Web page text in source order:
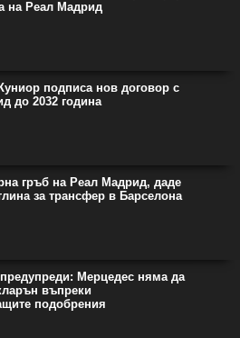
на Реал Мадрид
подписа нов договор с
до 2032 година
гръб на Реал Мадрид, даде
за трансфер в Барселона
Мерцедес няма да
въпреки
подобрения